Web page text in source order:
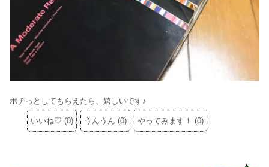
ポチっとしてもらえたら、嬉しいです♪
いいね♡ (0) うんうん (0) やってみます！ (0)